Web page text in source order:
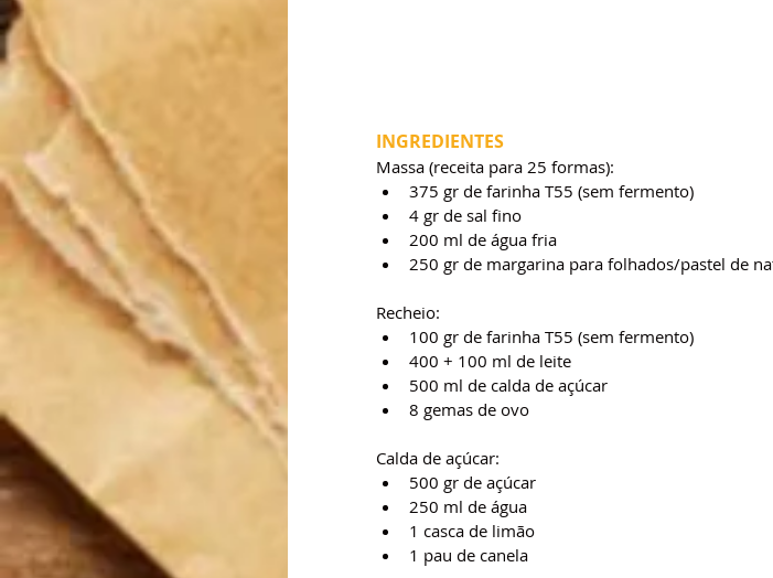
INGREDIENTES
Massa (receita para 25 formas):
375 gr de farinha T55 (sem fermento)
4 gr de sal fino
200 ml de água fria
250 gr de margarina para folhados/pastel de
Recheio:
100 gr de farinha T55 (sem fermento)
400 + 100 ml de leite
500 ml de calda de açúcar
8 gemas de ovo
Calda de açúcar:
500 gr de açúcar
250 ml de água
1 casca de limão
1 pau de canela